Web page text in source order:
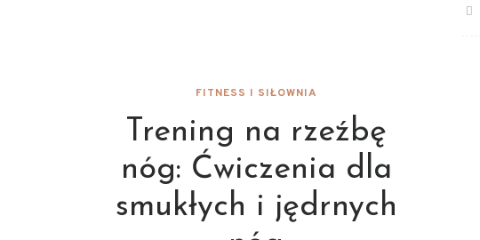
FITNESS I SIŁOWNIA
Trening na rzeźbę
nóg: Ćwiczenia dla
smukłych i jędrnych